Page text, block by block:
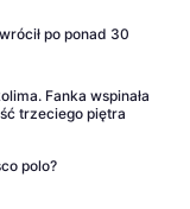
po ponad 30
Fanka wspinała
trzeciego piętra
polo?